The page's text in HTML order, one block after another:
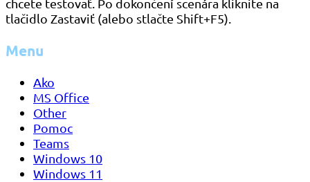
chcete testovať. Po dokončení scenára kliknite na
tlačidlo Zastaviť (alebo stlačte Shift+F5).
Menu
Ako
MS Office
Other
Pomoc
Teams
Windows 10
Windows 11